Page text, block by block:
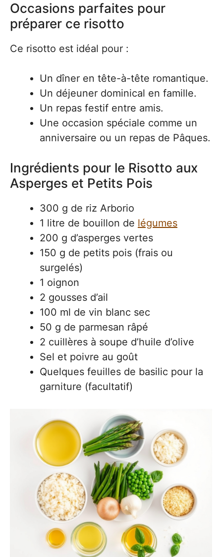
Occasions parfaites pour
préparer ce risotto
Ce risotto est idéal pour :
Un dîner en tête-à-tête romantique.
Un déjeuner dominical en famille.
Un repas festif entre amis.
Une occasion spéciale comme un
anniversaire ou un repas de Pâques.
Ingrédients pour le Risotto aux
Asperges et Petits Pois
300 g de riz Arborio
1 litre de bouillon de légumes
200 g d’asperges vertes
150 g de petits pois (frais ou
surgelés)
1 oignon
2 gousses d’ail
100 ml de vin blanc sec
50 g de parmesan râpé
2 cuillères à soupe d’huile d’olive
Sel et poivre au goût
Quelques feuilles de basilic pour la
garniture (facultatif)